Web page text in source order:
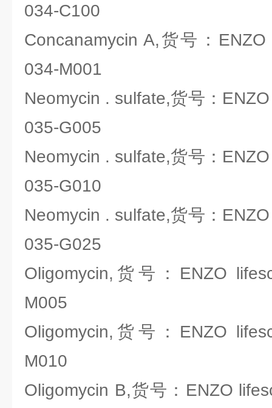
034-C100
Concanamycin A,货号：ENZO
034-M001
Neomycin . sulfate,货号：
035-G005
Neomycin . sulfate,货号：
035-G010
Neomycin . sulfate,货号：
035-G025
Oligomycin,货号：ENZO
M005
Oligomycin,货号：ENZO
M010
Oligomycin B,货号：ENZO